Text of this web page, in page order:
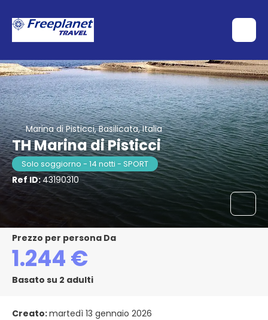
Marina di Pisticci, Basilicata, Italia
TH Marina di Pisticci
Solo soggiorno - 14 notti - SPORT
Ref ID:43190310
Prezzo per persona Da
1.244 €
Basato su 2 adulti
Creato:martedì 13 gennaio 2026